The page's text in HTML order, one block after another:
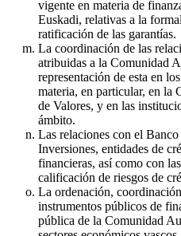
vigente en materia de
Euskadi, relativas a la
ratificación de las garantías.
La coordinación de las
atribuidas a la Comunidad
representación de esta en
materia, en particular, en la
de Valores, y en las
ámbito.
Las relaciones con el
Inversiones, entidades de
financieras, así como con
calificación de riesgos de
La ordenación,
instrumentos públicos de
pública de la Comunidad